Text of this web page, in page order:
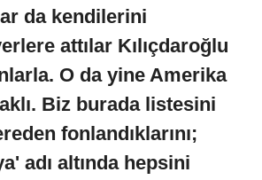
da kendilerini
attılar Kılıçdaroğlu
O da yine Amerika
Biz burada listesini
fonlandıklarını;
adı altında hepsini